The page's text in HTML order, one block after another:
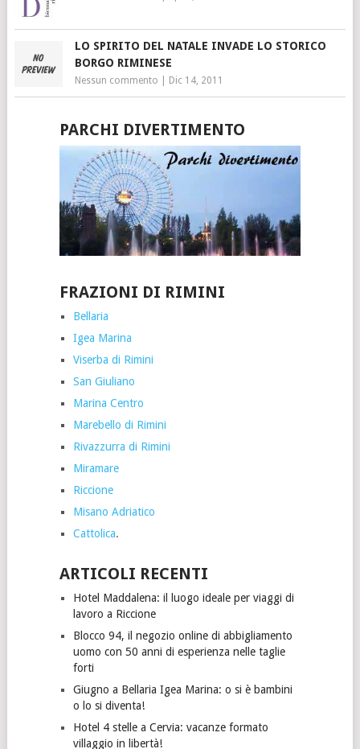
LO SPIRITO DEL NATALE INVADE LO STORICO
BORGO RIMINESE
Nessun commento Dic 14, 2011
PARCHI DIVERTIMENTO
FRAZIONI DI RIMINI
Bellaria
Igea Marina
Viserba di Rimini
San Giuliano
Marina Centro
Marebello di Rimini
Rivazzurra di Rimini
Miramare
Riccione
Misano Adriatico
Cattolica.
ARTICOLI RECENTI
Hotel Maddalena: il luogo ideale per viaggi di
lavoro a Riccione
Blocco 94, il negozio online di abbigliamento
uomo con 50 anni di esperienza nelle taglie
forti
Giugno a Bellaria Igea Marina: o si è bambini
o lo si diventa!
Hotel 4 stelle a Cervia: vacanze formato
villaggio in libertà!